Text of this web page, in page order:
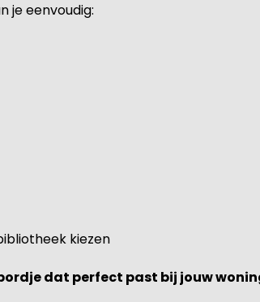
je eenvoudig:
kiezen
dat perfect past bij jouw